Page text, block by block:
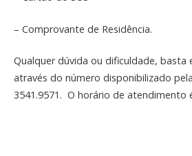
– Comprovante de Residência.
Qualquer dúvida ou dificuldade,
através do número disponibilizado
3541.9571. O horário de atendimento